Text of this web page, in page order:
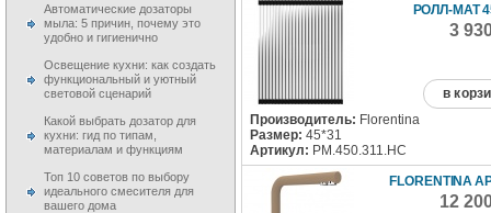
РОЛЛ-МАТ
3
в
Производитель: Florentina
Размер: 45*31
Артикул: РМ.450.311.НС
FLORENTINA
12
Автоматические дозаторы
мыла: 5 причин, почему это
удобно и гигиенично
Освещение кухни: как создать
функциональный и уютный
световой сценарий
Какой выбрать дозатор для
кухни: гид по типам,
материалам и функциям
Топ 10 советов по выбору
идеального смесителя для
вашего дома